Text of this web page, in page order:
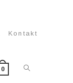
Kontakt
0 TOGGLE